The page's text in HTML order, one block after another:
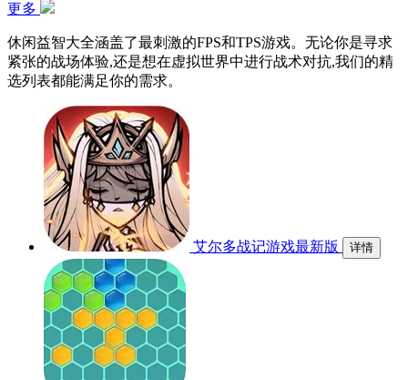
更多
休闲益智大全涵盖了最刺激的FPS和TPS游戏。无论你是寻求
紧张的战场体验,还是想在虚拟世界中进行战术对抗,我们的精
选列表都能满足你的需求。
艾尔多战记游戏最新版 详情